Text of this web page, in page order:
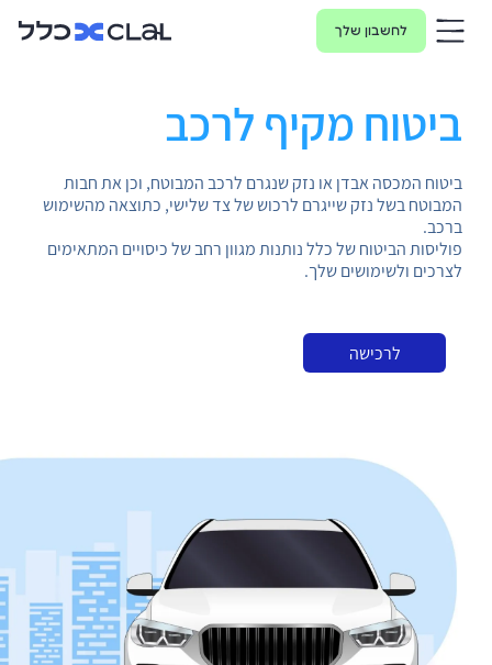
לחשבון שלך
ביטוח מקיף לרכב
ביטוח המכסה אבדן או נזק שנגרם לרכב המבוטח, וכן את חבות
המבוטח בשל נזק שייגרם לרכוש של צד שלישי, כתוצאה מהשימוש
ברכב.
פוליסות הביטוח של כלל נותנות מגוון רחב של כיסויים המתאימים
לצרכים ולשימושים שלך.
לרכישה